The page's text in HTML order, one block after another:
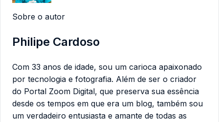
Sobre o autor
Philipe Cardoso
Com 33 anos de idade, sou um carioca apaixonado
por tecnologia e fotografia. Além de ser o criador
do Portal Zoom Digital, que preserva sua essência
desde os tempos em que era um blog, também sou
um verdadeiro entusiasta e amante de todas as